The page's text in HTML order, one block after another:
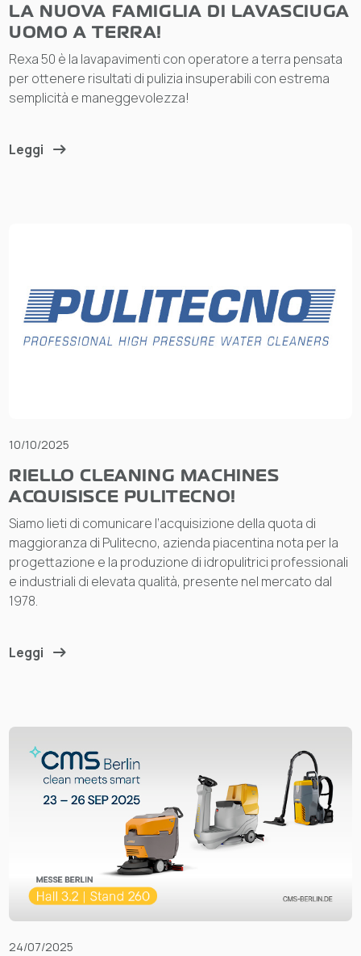
LA NUOVA FAMIGLIA DI LAVASCIUGA
UOMO A TERRA!
Rexa 50 è la lavapavimenti con operatore a terra pensata
per ottenere risultati di pulizia insuperabili con estrema
semplicità e maneggevolezza!
Leggi
10/10/2025
RIELLO CLEANING MACHINES
ACQUISISCE PULITECNO!
Siamo lieti di comunicare l’acquisizione della quota di
maggioranza di Pulitecno, azienda piacentina nota per la
progettazione e la produzione di idropulitrici professionali
e industriali di elevata qualità, presente nel mercato dal
1978.
Leggi
24/07/2025